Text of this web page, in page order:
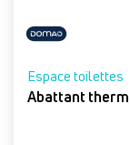
Espace toilettes